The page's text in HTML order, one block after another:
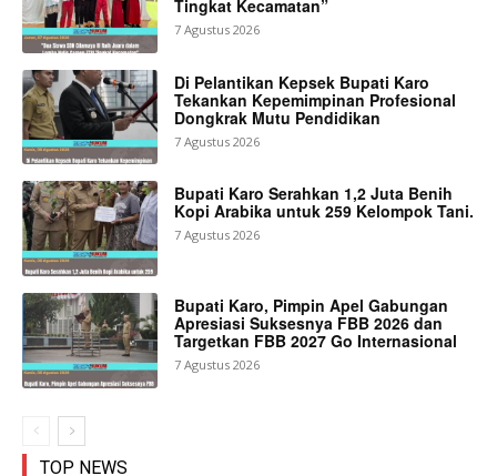
Tingkat Kecamatan”
7 Agustus 2026
Di Pelantikan Kepsek Bupati Karo
Tekankan Kepemimpinan Profesional
Dongkrak Mutu Pendidikan
7 Agustus 2026
Bupati Karo Serahkan 1,2 Juta Benih
Kopi Arabika untuk 259 Kelompok Tani.
7 Agustus 2026
Bupati Karo, Pimpin Apel Gabungan
Apresiasi Suksesnya FBB 2026 dan
Targetkan FBB 2027 Go Internasional
7 Agustus 2026
TOP NEWS